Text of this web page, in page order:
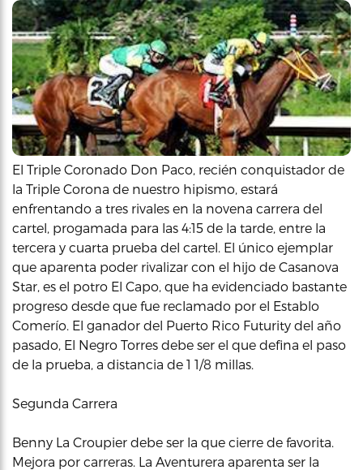
El Triple Coronado Don Paco, recién conquistador de
la Triple Corona de nuestro hipismo, estará
enfrentando a tres rivales en la novena carrera del
cartel, progamada para las 4:15 de la tarde, entre la
tercera y cuarta prueba del cartel. El único ejemplar
que aparenta poder rivalizar con el hijo de Casanova
Star, es el potro El Capo, que ha evidenciado bastante
progreso desde que fue reclamado por el Establo
Comerío. El ganador del Puerto Rico Futurity del año
pasado, El Negro Torres debe ser el que defina el paso
de la prueba, a distancia de 1 1/8 millas.
Segunda Carrera
Benny La Croupier debe ser la que cierre de favorita.
Mejora por carreras. La Aventurera aparenta ser la